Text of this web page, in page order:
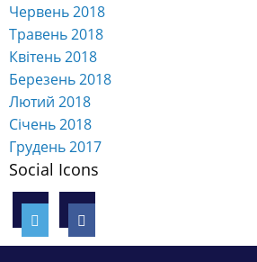
Червень 2018
Травень 2018
Квітень 2018
Березень 2018
Лютий 2018
Січень 2018
Грудень 2017
Social Icons